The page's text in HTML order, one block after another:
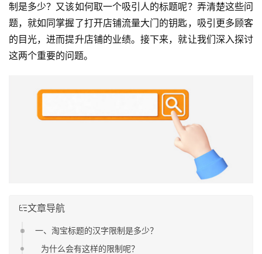
制是多少？又该如何取一个吸引人的标题呢？弄清楚这些问
题，就如同掌握了打开店铺流量大门的钥匙，吸引更多顾客
的目光，进而提升店铺的业绩。接下来，就让我们深入探讨
这两个重要的问题。
文章导航
一、淘宝标题的汉字限制是多少？
为什么会有这样的限制呢？